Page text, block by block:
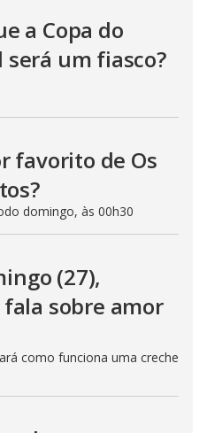
a Copa do
um fiasco?
favorito de Os
domingo, às 00h30
(27),
fala sobre amor
como funciona uma creche